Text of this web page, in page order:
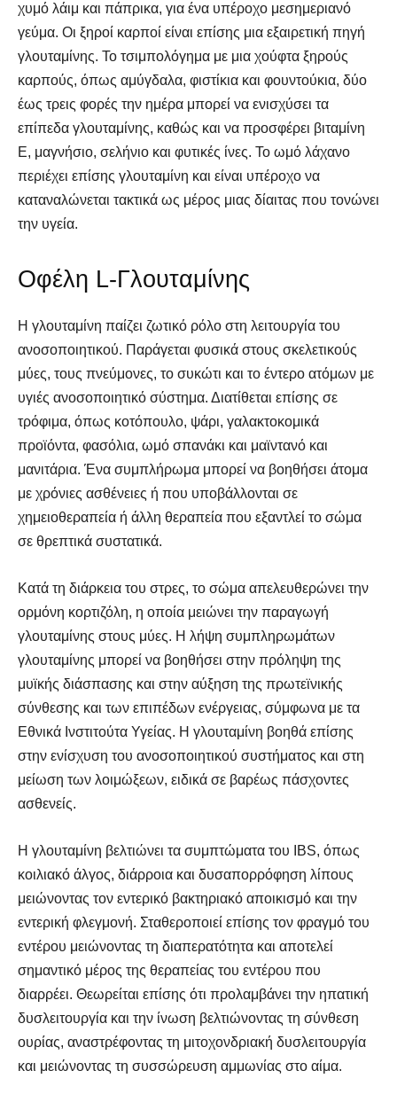
χυμό λάιμ και πάπρικα, για ένα υπέροχο μεσημεριανό
γεύμα. Οι ξηροί καρποί είναι επίσης μια εξαιρετική πηγή
γλουταμίνης. Το τσιμπολόγημα με μια χούφτα ξηρούς
καρπούς, όπως αμύγδαλα, φιστίκια και φουντούκια, δύο
έως τρεις φορές την ημέρα μπορεί να ενισχύσει τα
επίπεδα γλουταμίνης, καθώς και να προσφέρει βιταμίνη
Ε, μαγνήσιο, σελήνιο και φυτικές ίνες. Το ωμό λάχανο
περιέχει επίσης γλουταμίνη και είναι υπέροχο να
καταναλώνεται τακτικά ως μέρος μιας δίαιτας που τονώνει
την υγεία.
Οφέλη L-Γλουταμίνης
Η γλουταμίνη παίζει ζωτικό ρόλο στη λειτουργία του
ανοσοποιητικού. Παράγεται φυσικά στους σκελετικούς
μύες, τους πνεύμονες, το συκώτι και το έντερο ατόμων με
υγιές ανοσοποιητικό σύστημα. Διατίθεται επίσης σε
τρόφιμα, όπως κοτόπουλο, ψάρι, γαλακτοκομικά
προϊόντα, φασόλια, ωμό σπανάκι και μαϊντανό και
μανιτάρια. Ένα συμπλήρωμα μπορεί να βοηθήσει άτομα
με χρόνιες ασθένειες ή που υποβάλλονται σε
χημειοθεραπεία ή άλλη θεραπεία που εξαντλεί το σώμα
σε θρεπτικά συστατικά.
Κατά τη διάρκεια του στρες, το σώμα απελευθερώνει την
ορμόνη κορτιζόλη, η οποία μειώνει την παραγωγή
γλουταμίνης στους μύες. Η λήψη συμπληρωμάτων
γλουταμίνης μπορεί να βοηθήσει στην πρόληψη της
μυϊκής διάσπασης και στην αύξηση της πρωτεϊνικής
σύνθεσης και των επιπέδων ενέργειας, σύμφωνα με τα
Εθνικά Ινστιτούτα Υγείας. Η γλουταμίνη βοηθά επίσης
στην ενίσχυση του ανοσοποιητικού συστήματος και στη
μείωση των λοιμώξεων, ειδικά σε βαρέως πάσχοντες
ασθενείς.
Η γλουταμίνη βελτιώνει τα συμπτώματα του IBS, όπως
κοιλιακό άλγος, διάρροια και δυσαπορρόφηση λίπους
μειώνοντας τον εντερικό βακτηριακό αποικισμό και την
εντερική φλεγμονή. Σταθεροποιεί επίσης τον φραγμό του
εντέρου μειώνοντας τη διαπερατότητα και αποτελεί
σημαντικό μέρος της θεραπείας του εντέρου που
διαρρέει. Θεωρείται επίσης ότι προλαμβάνει την ηπατική
δυσλειτουργία και την ίνωση βελτιώνοντας τη σύνθεση
ουρίας, αναστρέφοντας τη μιτοχονδριακή δυσλειτουργία
και μειώνοντας τη συσσώρευση αμμωνίας στο αίμα.